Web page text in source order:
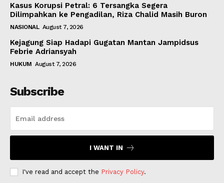
Kasus Korupsi Petral: 6 Tersangka Segera
Dilimpahkan ke Pengadilan, Riza Chalid Masih Buron
NASIONAL August 7, 2026
Kejagung Siap Hadapi Gugatan Mantan Jampidsus
Febrie Adriansyah
HUKUM August 7, 2026
Subscribe
I WANT IN
I've read and accept the Privacy Policy.